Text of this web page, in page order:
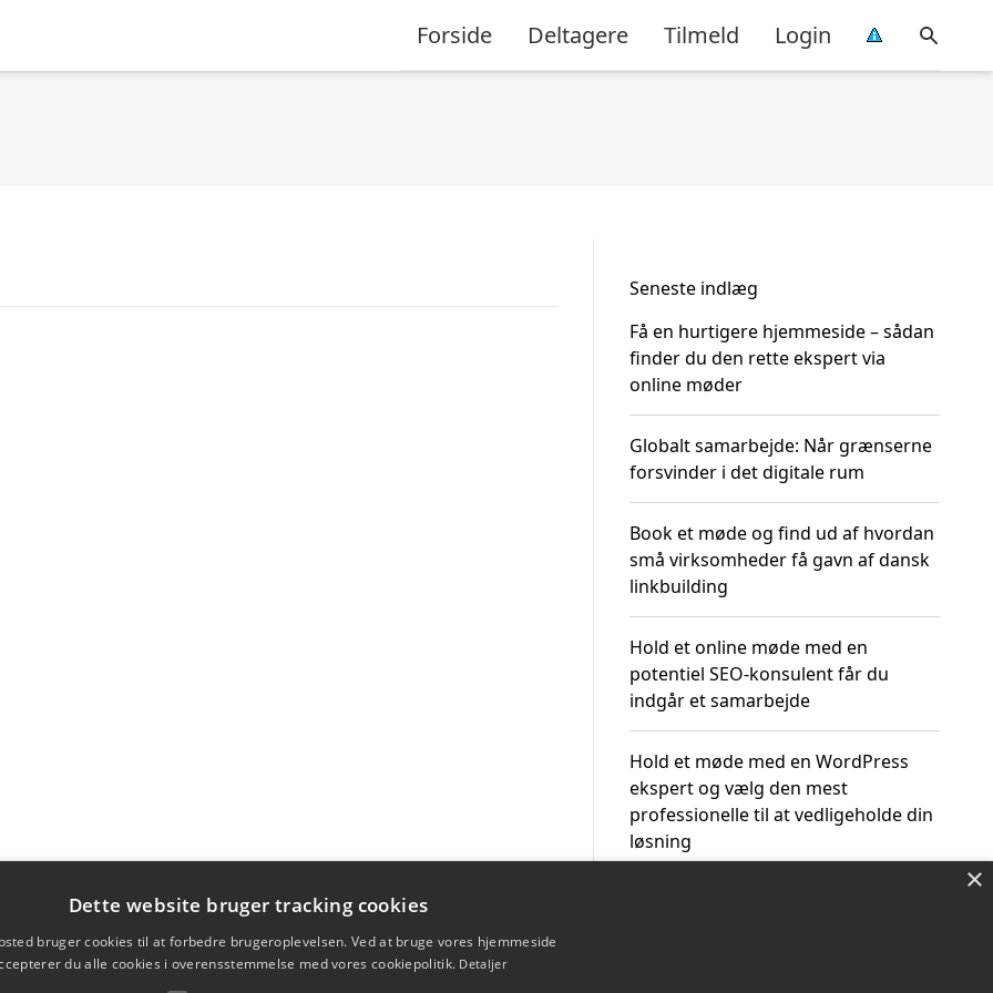
Forside Deltagere Tilmeld Login
Seneste indlæg
Få en hurtigere hjemmeside – sådan
finder du den rette ekspert via
online møder
Globalt samarbejde: Når grænserne
forsvinder i det digitale rum
Book et møde og find ud af hvordan
små virksomheder få gavn af dansk
linkbuilding
Hold et online møde med en
potentiel SEO-konsulent får du
indgår et samarbejde
Hold et møde med en WordPress
ekspert og vælg den mest
professionelle til at vedligeholde din
løsning
×
Dette website bruger tracking cookies
bruger cookies til at forbedre brugeroplevelsen. Ved at bruge vores hjemmeside
du alle cookies i overensstemmelse med vores cookiepolitik. Detaljer